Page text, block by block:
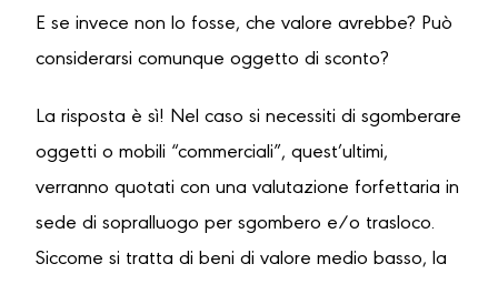
E se invece non lo fosse, che valore avrebbe? Può
considerarsi comunque oggetto di sconto?
La risposta è sì! Nel caso si necessiti di sgomberare
oggetti o mobili “commerciali”, quest’ultimi,
verranno quotati con una valutazione forfettaria in
sede di sopralluogo per sgombero e/o trasloco.
Siccome si tratta di beni di valore medio basso, la